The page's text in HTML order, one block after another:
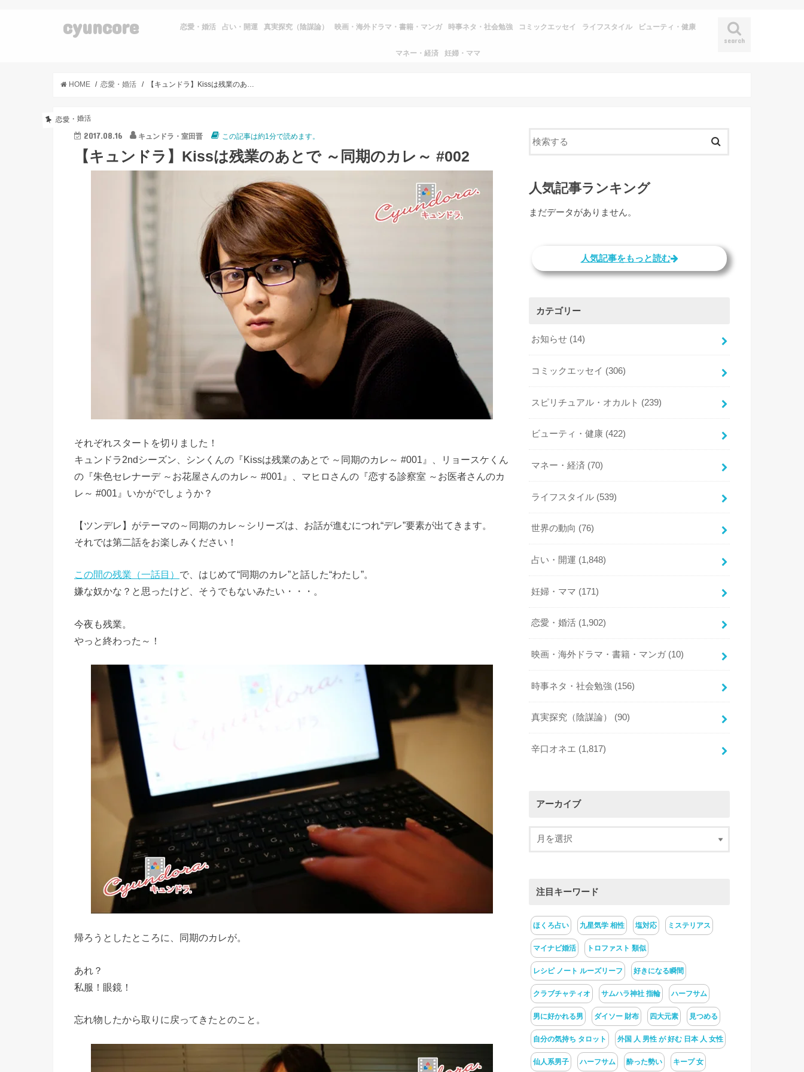
cyuncore
search
恋愛・婚活 占い・開運 真実探究（陰謀論） 映画・海外ドラマ・書籍・マンガ 時事ネタ・社会勉強 コミックエッセイ ライフスタイル ビューティ・健康
マネー・経済 妊婦・ママ
HOME 恋愛・婚活
恋愛・婚活
2017.08.16 キュンドラ・室田晋 この記事は約1分で読めます。
【キュンドラ】Kissは残業のあとで ～同期のカレ～ #002
それぞれスタートを切りました！
キュンドラ2ndシーズン、シンくんの『Kissは残業のあとで ～同期のカレ～ #001』、リョースケくん
の『朱色セレナーデ ～お花屋さんのカレ～ #001』、マヒロさんの『恋する診察室 ～お医者さんのカ
レ～ #001』いかがでしょうか？
【ツンデレ】がテーマの～同期のカレ～シリーズは、お話が進むにつれ“デレ”要素が出てきます。
それでは第二話をお楽しみください！
この間の残業（一話目） で、はじめて“同期のカレ”と話した“わたし”。
嫌な奴かな？と思ったけど、そうでもないみたい・・・。
今夜も残業。
やっと終わった～！
帰ろうとしたところに、同期のカレが。
あれ？
私服！眼鏡！
忘れ物したから取りに戻ってきたとのこと。
人気記事ランキング
まだデータがありません。
人気記事をもっと読む
カテゴリー
お知らせ (14)
コミックエッセイ (306)
スピリチュアル・オカルト (239)
ビューティ・健康 (422)
マネー・経済 (70)
ライフスタイル (539)
世界の動向 (76)
占い・開運 (1,848)
妊婦・ママ (171)
恋愛・婚活 (1,902)
映画・海外ドラマ・書籍・マンガ (10)
時事ネタ・社会勉強 (156)
真実探究（陰謀論） (90)
辛口オネエ (1,817)
アーカイブ
注目キーワード
ほくろ占い 九星気学 相性 塩対応 ミステリアス
マイナビ婚活 トロファスト 類似
レシピ ノート ルーズリーフ 好きになる瞬間
クラブチャティオ サムハラ神社 指輪 ハーフサム
男に好かれる男 ダイソー 財布 四大元素 見つめる
自分の気持ち タロット 外国 人 男性 が 好む 日本 人 女性
仙人系男子 ハーフサム 酔った勢い キープ 女